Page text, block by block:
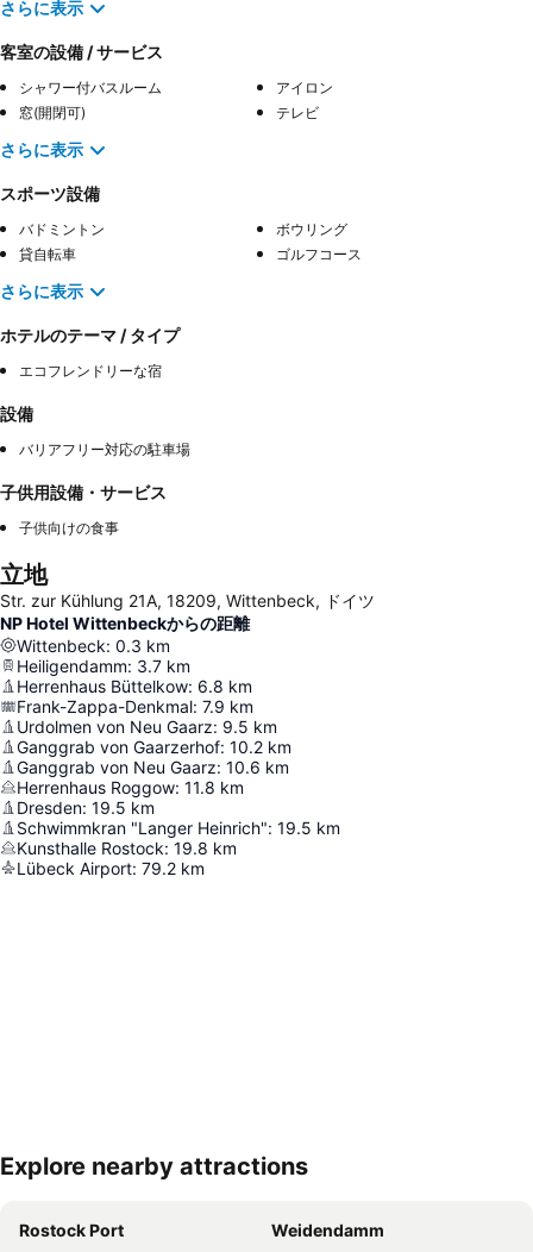
さらに表示
客室の設備 / サービス
シャワー付バスルーム
アイロン
窓(開閉可)
テレビ
さらに表示
スポーツ設備
バドミントン
ボウリング
貸自転車
ゴルフコース
さらに表示
ホテルのテーマ / タイプ
エコフレンドリーな宿
設備
バリアフリー対応の駐車場
子供用設備・サービス
子供向けの食事
立地
Str. zur Kühlung 21A, 18209, Wittenbeck, ドイツ
NP Hotel Wittenbeckからの距離
Wittenbeck: 0.3 km
Heiligendamm: 3.7 km
Herrenhaus Büttelkow: 6.8 km
Frank-Zappa-Denkmal: 7.9 km
Urdolmen von Neu Gaarz: 9.5 km
Ganggrab von Gaarzerhof: 10.2 km
Ganggrab von Neu Gaarz: 10.6 km
Herrenhaus Roggow: 11.8 km
Dresden: 19.5 km
Schwimmkran "Langer Heinrich": 19.5 km
Kunsthalle Rostock: 19.8 km
Lübeck Airport: 79.2 km
地図を拡大
Explore nearby attractions
Rostock Port
Weidendamm